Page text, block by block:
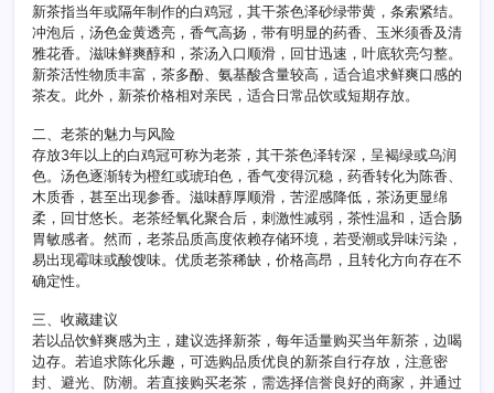
茶
新茶指当年或隔年制作的白鸡冠，其干茶色泽砂绿带黄，条索紧结。
冲泡后，汤色金黄透亮，香气高扬，带有明显的药香、玉米须香及清
雅花香。滋味鲜爽醇和，茶汤入口顺滑，回甘迅速，叶底软亮匀整。
新茶活性物质丰富，茶多酚、氨基酸含量较高，适合追求鲜爽口感的
茶友。此外，新茶价格相对亲民，适合日常品饮或短期存放。
二、老茶的魅力与风险
存放3年以上的白鸡冠可称为老茶，其干茶色泽转深，呈褐绿或乌润
色。汤色逐渐转为橙红或琥珀色，香气变得沉稳，药香转化为陈香、
木质香，甚至出现参香。滋味醇厚顺滑，苦涩感降低，茶汤更显绵
柔，回甘悠长。老茶经氧化聚合后，刺激性减弱，茶性温和，适合肠
胃敏感者。然而，老茶品质高度依赖存储环境，若受潮或异味污染，
易出现霉味或酸馊味。优质老茶稀缺，价格高昂，且转化方向存在不
确定性。
三、收藏建议
若以品饮鲜爽感为主，建议选择新茶，每年适量购买当年新茶，边喝
边存。若追求陈化乐趣，可选购品质优良的新茶自行存放，注意密
封、避光、防潮。若直接购买老茶，需选择信誉良好的商家，并通过